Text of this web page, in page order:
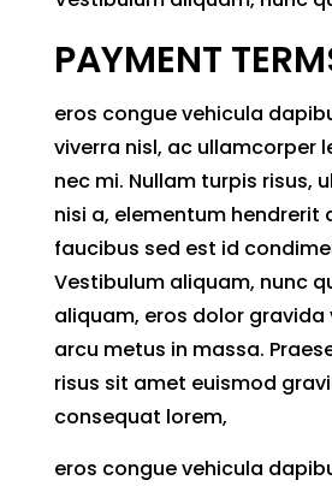
PAYMENT
eros congue vehicula
viverra nisl, ac ullamcorper
nec mi. Nullam turpis risus,
nisi a, elementum hendrerit
faucibus sed est id
Vestibulum aliquam, nunc
aliquam, eros dolor
arcu metus in massa.
risus sit amet euismod
consequat lorem,
eros congue vehicula